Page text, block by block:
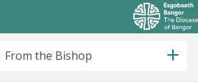
From the Bishop